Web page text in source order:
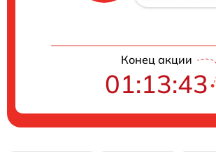
Конец акции
01:13:42